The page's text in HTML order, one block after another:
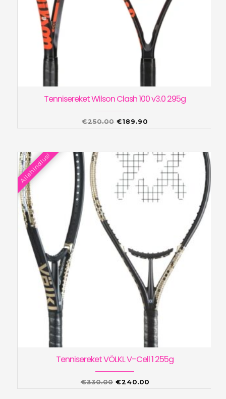
Tennisereket Wilson Clash 100 v3.0 295g
€250.00 Algne
€250.00.
€189.90
€189.90.
Allahindlus!
Tennisereket VÖLKL V-Cell 1 255g
€330.00 Algne
€240.00Praegune